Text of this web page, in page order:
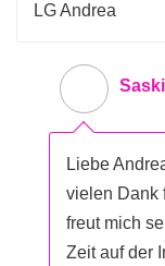
LG Andrea
Liebe
vielen Dank
freut mich
Zeit auf der